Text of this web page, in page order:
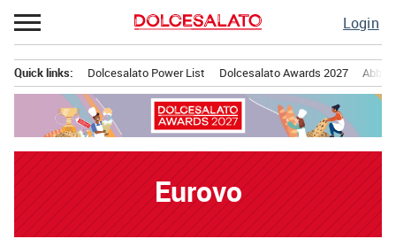
Passa
al
Login
principale
Quick links: Dolcesalato Power List Dolcesalato Awards 2027
Eurovo